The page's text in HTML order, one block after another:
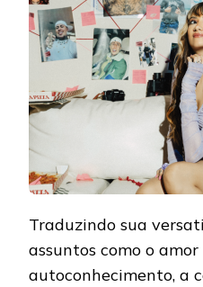
Traduzindo sua
assuntos como o amor
autoconhecimento, a